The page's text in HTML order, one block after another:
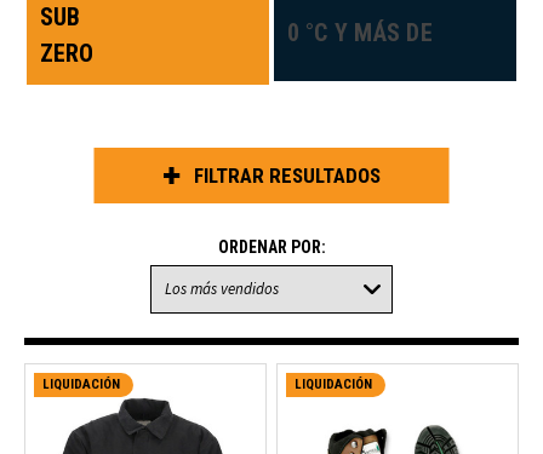
SUB
ZERO
0 °C Y MÁS DE
FILTRAR RESULTADOS
ORDENAR POR:
LIQUIDACIÓN LIQUIDACIÓN